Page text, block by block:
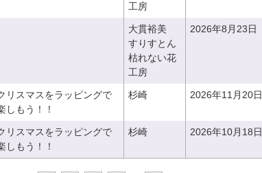
工房
大貫裕美
すりすとん
枯れない花
工房
2026年8月23日
リスマスをラッピングで
しもう！！
杉崎 2026年11月20日
リスマスをラッピングで
しもう！！
杉崎 2026年10月18日